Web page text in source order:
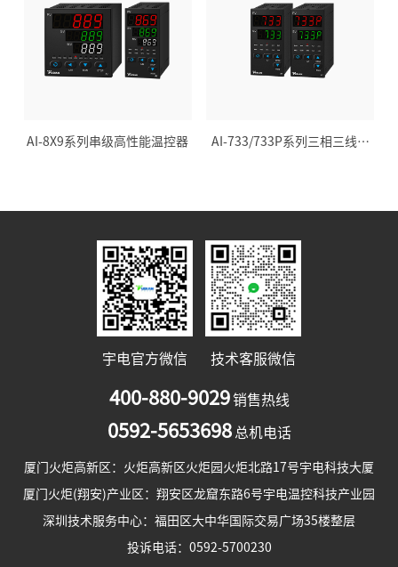
AI-8X9系列串级高性能温控器
AI-733/733P系列三相三线移
宇电官方微信 技术客服微信
400-880-9029 销售热线
0592-5653698 总机电话
厦门火炬高新区：火炬高新区火炬园火炬北路17号宇电科技大厦
厦门火炬(翔安)产业区：翔安区龙窟东路6号宇电温控科技产业园
深圳技术服务中心：福田区大中华国际交易广场35楼整层
投诉电话：0592-5700230